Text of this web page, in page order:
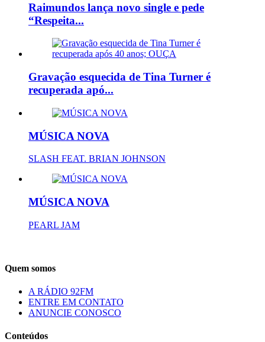
Raimundos lança novo single e pede
“Respeita...
Gravação esquecida de Tina Turner é
recuperada apó...
MÚSICA NOVA
SLASH FEAT. BRIAN JOHNSON
MÚSICA NOVA
PEARL JAM
Quem somos
A RÁDIO 92FM
ENTRE EM CONTATO
ANUNCIE CONOSCO
Conteúdos